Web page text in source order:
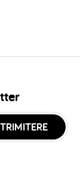
TRIMITERE